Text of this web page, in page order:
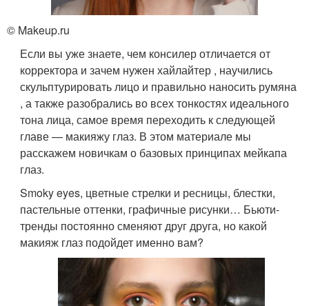
© Makeup.ru
Если вы уже знаете, чем консилер отличается от
корректора и зачем нужен хайлайтер , научились
скульптурировать лицо и правильно наносить румяна
, а также разобрались во всех тонкостях идеального
тона лица, самое время переходить к следующей
главе — макияжу глаз. В этом материале мы
расскажем новичкам о базовых принципах мейкапа
глаз.
Smoky eyes, цветные стрелки и ресницы, блестки,
пастельные оттенки, графичные рисунки… Бьюти-
тренды постоянно сменяют друг друга, но какой
макияж глаз подойдет именно вам?